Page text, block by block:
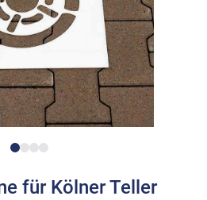
für Kölner Teller